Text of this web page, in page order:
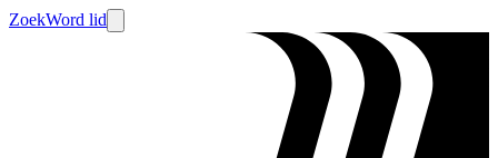
ZoekWord lid